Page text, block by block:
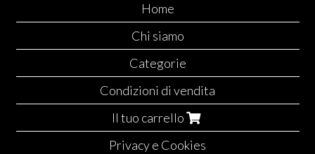
Home
Chi siamo
Categorie
Condizioni di vendita
Il tuo carrello
Privacy e Cookies